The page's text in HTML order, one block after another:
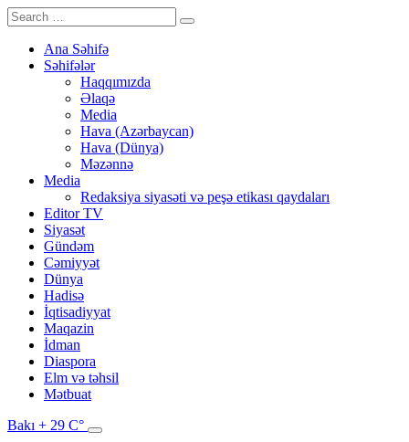
Ana Səhifə
Səhifələr
Haqqımızda
Əlaqə
Media
Hava (Azərbaycan)
Hava (Dünya)
Məzənnə
Media
Redaksiya siyasəti və peşə etikası qaydaları
Editor TV
Siyasət
Gündəm
Cəmiyyət
Dünya
Hadisə
İqtisadiyyat
Maqazin
İdman
Diaspora
Elm və təhsil
Mətbuat
Bakı + 29 C°